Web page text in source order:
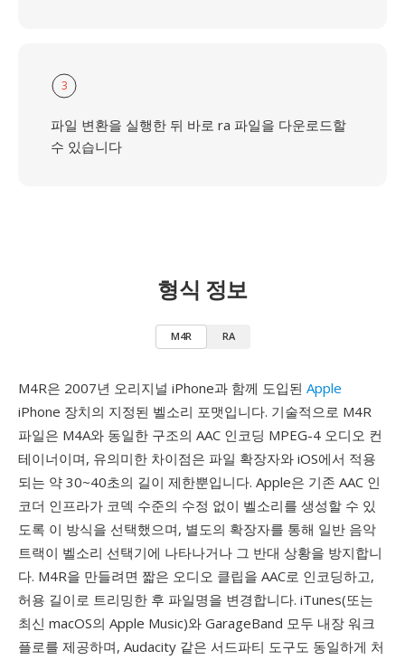
3
파일 변환을 실행한 뒤 바로 ra 파일을 다운로드할
수 있습니다
형식 정보
M4R RA
M4R은 2007년 오리지널 iPhone과 함께 도입된 Apple
iPhone 장치의 지정된 벨소리 포맷입니다. 기술적으로 M4R
파일은 M4A와 동일한 구조의 AAC 인코딩 MPEG-4 오디오 컨
테이너이며, 유의미한 차이점은 파일 확장자와 iOS에서 적용
되는 약 30~40초의 길이 제한뿐입니다. Apple은 기존 AAC 인
코더 인프라가 코덱 수준의 수정 없이 벨소리를 생성할 수 있
도록 이 방식을 선택했으며, 별도의 확장자를 통해 일반 음악
트랙이 벨소리 선택기에 나타나거나 그 반대 상황을 방지합니
다. M4R을 만들려면 짧은 오디오 클립을 AAC로 인코딩하고,
허용 길이로 트리밍한 후 파일명을 변경합니다. iTunes(또는
최신 macOS의 Apple Music)와 GarageBand 모두 내장 워크
플로를 제공하며, Audacity 같은 서드파티 도구도 동일하게 처